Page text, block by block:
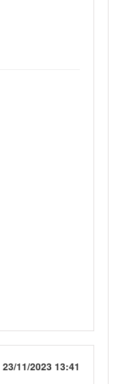
23/11/2023 13:41